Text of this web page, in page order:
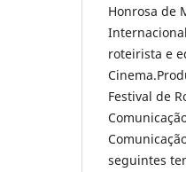
Honrosa de
roteirista e
Festival de
seguintes